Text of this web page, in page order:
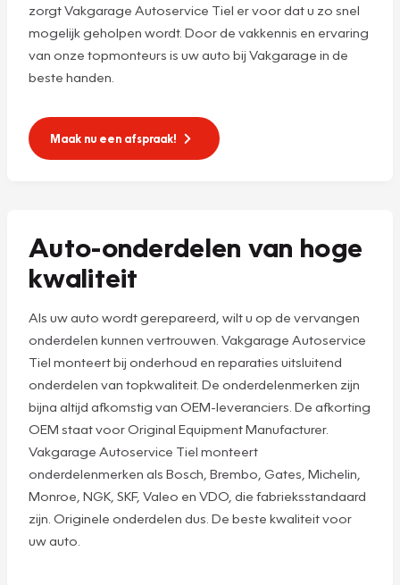
zorgt Vakgarage Autoservice Tiel er voor dat u zo snel
mogelijk geholpen wordt. Door de vakkennis en ervaring
van onze topmonteurs is uw auto bij Vakgarage in de
beste handen.
Maak nu een afspraak!
Auto-onderdelen van hoge
kwaliteit
Als uw auto wordt gerepareerd, wilt u op de vervangen
onderdelen kunnen vertrouwen. Vakgarage Autoservice
Tiel monteert bij onderhoud en reparaties uitsluitend
onderdelen van topkwaliteit. De onderdelenmerken zijn
bijna altijd afkomstig van OEM-leveranciers. De afkorting
OEM staat voor Original Equipment Manufacturer.
Vakgarage Autoservice Tiel monteert
onderdelenmerken als Bosch, Brembo, Gates, Michelin,
Monroe, NGK, SKF, Valeo en VDO, die fabrieksstandaard
zijn. Originele onderdelen dus. De beste kwaliteit voor
uw auto.